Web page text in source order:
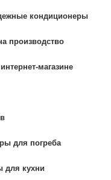
кондиционеры
производство
магазине
для погреба
для кухни